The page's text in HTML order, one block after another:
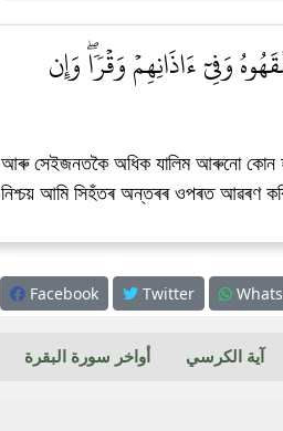
وَفِيٓ ءَاذَانِهِمۡ وَقۡرٗاۖ وَإِن
আৰু সেইজনতকৈ অধিক যালিম আৰুনো কোন হ’ব
নিশ্চয় আমি সিহঁতৰ অন্তৰৰ ওপৰত আৱৰণ
Facebook Twitter
آية الكرسي أواخر سورة البقرة